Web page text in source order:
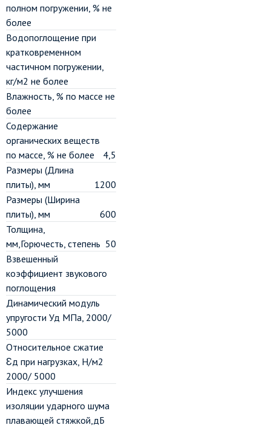
полном погружении, % не
более
Водопоглощение при
кратковременном
частичном погружении,
кг/м2 не более
Влажность, % по массе не
более
Содержание
органических веществ
по массе, % не более
4,5
Размеры (Длина
плиты), мм
1200
Размеры (Ширина
плиты), мм
600
Толщина,
мм,Горючесть, степень 50
Взвешенный
коэффициент звукового
поглощения
Динамический модуль
упругости Уд МПа, 2000/
5000
Относительное сжатие
Ɛд при нагрузках, Н/м2
2000/ 5000
Индекс улучшения
изоляции ударного шума
плавающей стяжкой,дБ